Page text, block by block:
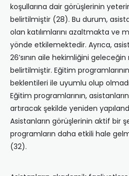
koşullarına dair görüşlerinin
belirtilmiştir (28). Bu durum,
olan katılımlarını azaltmakta ve
yönde etkilemektedir. Ayrıca,
26’sının aile hekimliğini
belirtilmiştir. Eğitim
beklentileri ile uyumlu olup
Eğitim programlarının,
artıracak şekilde yeniden
Asistanların görüşlerinin aktif bir
programların daha etkili hale
(32).